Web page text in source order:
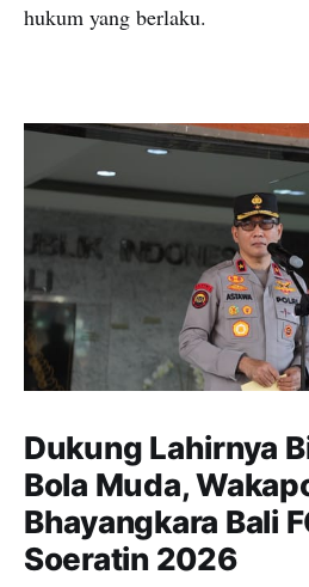
hukum yang berlaku.
Dukung Lahirnya
Bola Muda,
Bhayangkara Bali
Soeratin 2026